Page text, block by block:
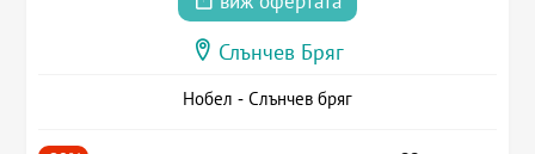
Слънчев Бряг
Нобел - Слънчев бряг